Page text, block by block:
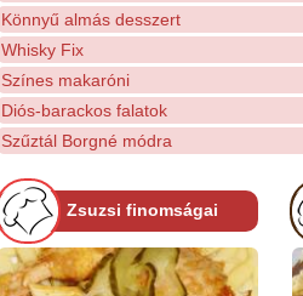
Könnyű almás desszert
Whisky Fix
Színes makaróni
Diós-barackos falatok
Szűztál Borgné módra
Zsuzsi finomságai